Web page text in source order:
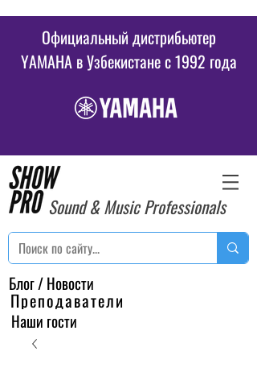
Официальный дистрибьютер
YAMAHA в Узбекистане c 1992 года
Sound & Music Professionals
Блог / Новости
Преподаватели
Наши гости